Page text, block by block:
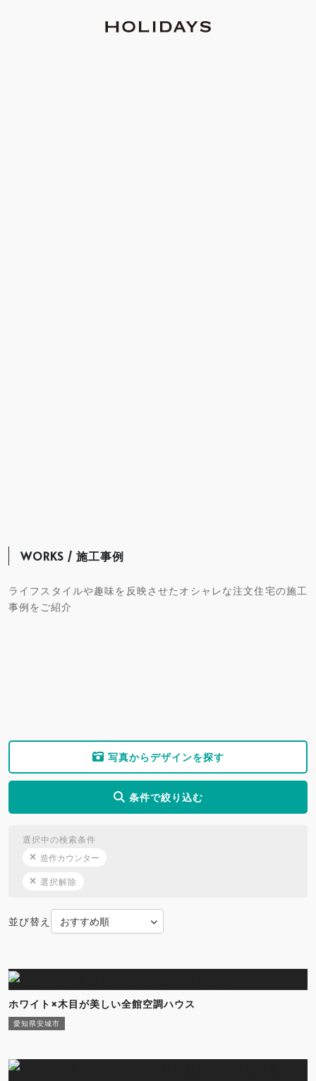
WORKS / 施工事例
ライフスタイルや趣味を反映させたオシャレな注文住宅の施工
事例をご紹介
写真からデザインを探す
条件で絞り込む
選択中の検索条件
造作カウンター
選択解除
並び替え
ホワイト×木目が美しい全館空調ハウス
愛知県安城市